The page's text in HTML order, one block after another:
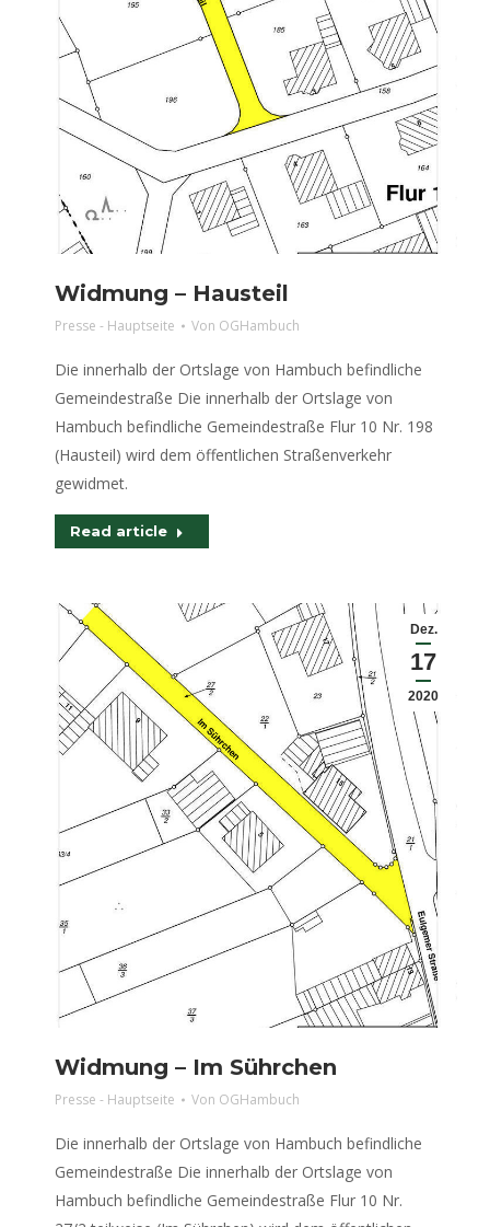
Widmung – Hausteil
Presse - Hauptseite Von OGHambuch
Die innerhalb der Ortslage von Hambuch befindliche
Gemeindestraße Die innerhalb der Ortslage von
Hambuch befindliche Gemeindestraße Flur 10 Nr. 198
(Hausteil) wird dem öffentlichen Straßenverkehr
gewidmet.
Read article
Dez.
17
2020
Widmung – Im Sührchen
Presse - Hauptseite Von OGHambuch
Die innerhalb der Ortslage von Hambuch befindliche
Gemeindestraße Die innerhalb der Ortslage von
Hambuch befindliche Gemeindestraße Flur 10 Nr.